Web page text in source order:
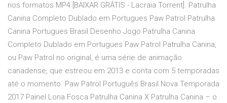
nos formatos MP4 [BAIXAR GRÁTIS - Lacraia Torrent]. Patrulha
Canina Completo Dublado em Portugues Paw Patrol Patrulha
Canina Portugues Brasil Desenho Jogo Patrulha Canina
Completo Dublado em Portugues Paw Patrol Patrulha Canina,
ou Paw Patrol no original, é uma série de animação
canadense, que estreou em 2013 e conta com 5 temporadas
até o momento. Paw Patrol Português Brasil Nova Temporada
2017 Painel Lona Fosca Patrulha Canina X Patrulha Canina – o